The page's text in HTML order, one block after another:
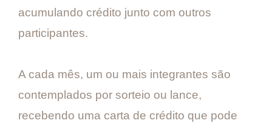
acumulando crédito junto com outros
participantes.
A cada mês, um ou mais integrantes são
contemplados por sorteio ou lance,
recebendo uma carta de crédito que pode